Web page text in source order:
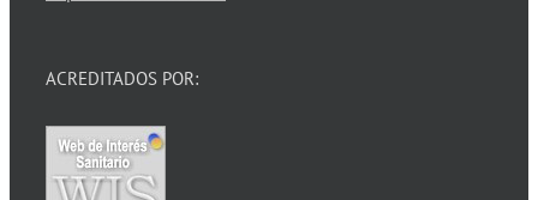
ACREDITADOS POR: